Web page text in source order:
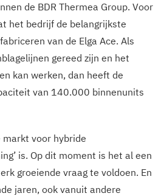
de BDR Thermea Group. Voor
het bedrijf de belangrijkste
van de Elga Ace. Als
gereed zijn en het
kan werken, dan heeft de
van 140.000 binnenunits
voor hybride
is. Op dit moment is het al een
groeiende vraag te voldoen. En
jaren, ook vanuit andere